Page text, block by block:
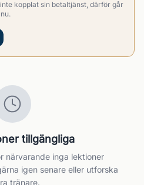
kopplat sin betaltjänst, därför går
tillgängliga
närvarande inga lektioner
igen senare eller utforska
tränare.